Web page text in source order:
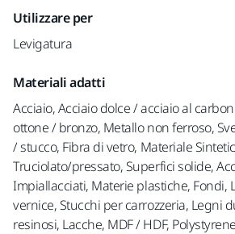
Utilizzare per
Levigatura
Materiali adatti
Acciaio, Acciaio dolce / acciaio al
ottone / bronzo, Metallo non ferroso,
/ stucco, Fibra di vetro, Materiale
Truciolato/pressato, Superfici solide,
Impiallacciati, Materie plastiche, Fondi,
vernice, Stucchi per carrozzeria, Legni
resinosi, Lacche, MDF / HDF, Polystyrene